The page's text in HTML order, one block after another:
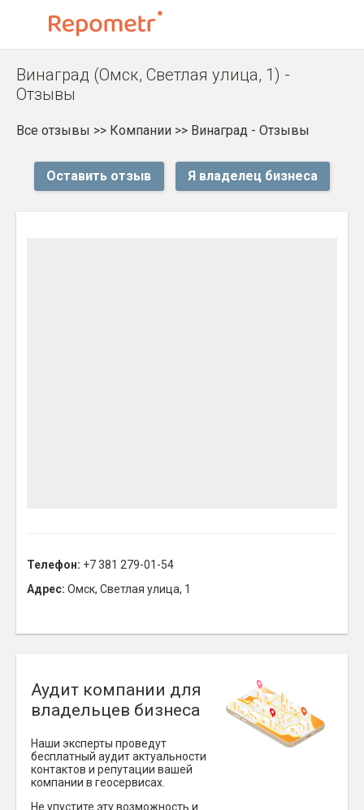
Винаград (Омск, Светлая улица, 1) -
Отзывы
Все отзывы >> Компании >> Винаград - Отзывы
Оставить отзыв Я владелец бизнеса
Телефон: +7 381 279-01-54
Адрес: Омск, Светлая улица, 1
Аудит компании для
владельцев бизнеса
Наши эксперты проведут
бесплатный аудит актуальности
контактов и репутации вашей
компании в геосервисах.
Не упустите эту возможность и